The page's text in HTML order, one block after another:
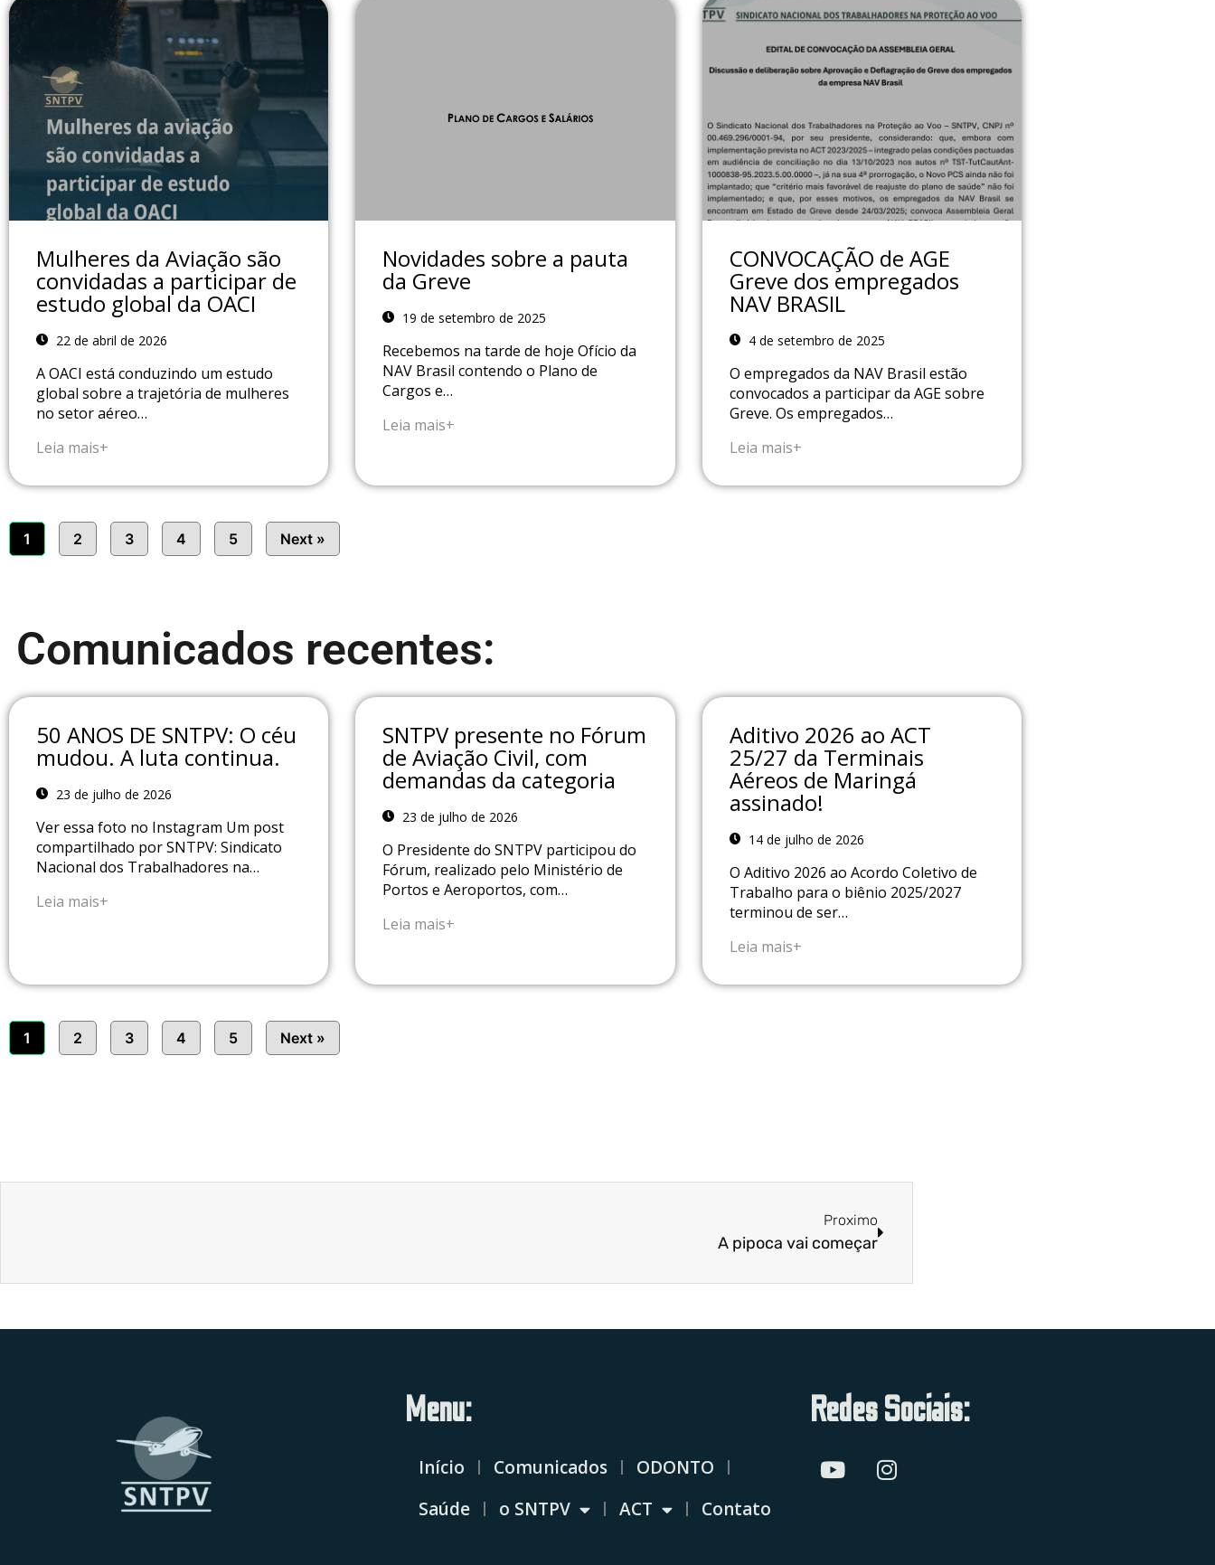
Mulheres da Aviação são
convidadas a participar de
estudo global da OACI
22 de abril de 2026
A OACI está conduzindo um estudo
global sobre a trajetória de mulheres
no setor aéreo…
Leia mais+
Novidades sobre a pauta
da Greve
19 de setembro de 2025
Recebemos na tarde de hoje Ofício da
NAV Brasil contendo o Plano de
Cargos e…
Leia mais+
CONVOCAÇÃO de AGE
Greve dos empregados
NAV BRASIL
4 de setembro de 2025
O empregados da NAV Brasil estão
convocados a participar da AGE sobre
Greve. Os empregados…
Leia mais+
1 2 3 4 5 Next »
Comunicados recentes:
50 ANOS DE SNTPV: O céu
mudou. A luta continua.
23 de julho de 2026
Ver essa foto no Instagram Um post
compartilhado por SNTPV: Sindicato
Nacional dos Trabalhadores na…
Leia mais+
SNTPV presente no Fórum
de Aviação Civil, com
demandas da categoria
23 de julho de 2026
O Presidente do SNTPV participou do
Fórum, realizado pelo Ministério de
Portos e Aeroportos, com…
Leia mais+
Aditivo 2026 ao ACT
25/27 da Terminais
Aéreos de Maringá
assinado!
14 de julho de 2026
O Aditivo 2026 ao Acordo Coletivo de
Trabalho para o biênio 2025/2027
terminou de ser…
Leia mais+
1 2 3 4 5 Next »
Proximo
A pipoca vai começar
Menu:
Início Comunicados
ODONTO
Saúde
o SNTPV ACT Contato
Redes Sociais: